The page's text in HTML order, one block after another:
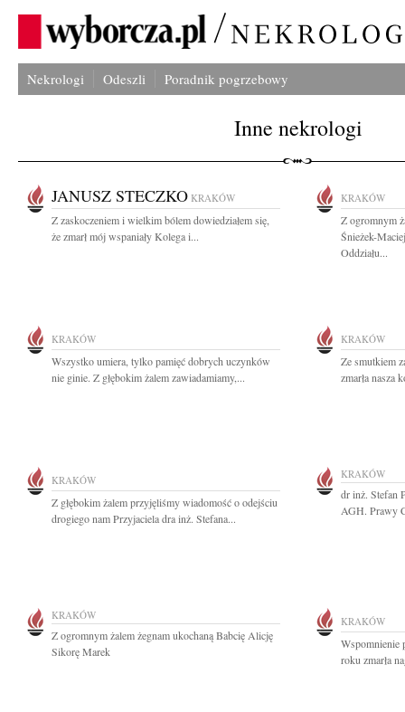
Nekrologi Odeszli Poradnik pogrzebowy
Inne nekrologi
JANUSZ STECZKO KRAKÓW
Z zaskoczeniem i wielkim bólem dowiedziałem się,
że zmarł mój wspaniały Kolega i...
KRAKÓW
Z ogromnym
Śnieżek-
Oddziału...
KRAKÓW
Wszystko umiera, tylko pamięć dobrych uczynków
nie ginie. Z głębokim żalem zawiadamiamy,...
KRAKÓW
Ze smutkiem
zmarła nasza
KRAKÓW
Z głębokim żalem przyjęliśmy wiadomość o odejściu
drogiego nam Przyjaciela dra inż. Stefana...
KRAKÓW
dr inż. Stefan
AGH. Prawy
KRAKÓW
Z ogromnym żalem żegnam ukochaną Babcię Alicję
Sikorę Marek
KRAKÓW
Wspomnienie
roku zmarła